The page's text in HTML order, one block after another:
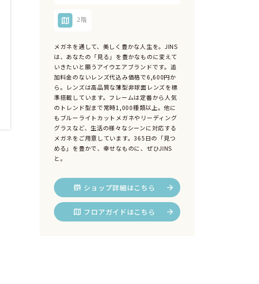
2階
メガネを通して、美しく豊かな人生を。JINS
は、あなたの「見る」を豊かなものに変えて
いきたいと願うアイウエアブランドです。追
加料金のないレンズ代込み価格で6,600円か
ら。レンズは高品質な薄型非球面レンズを標
準搭載しています。フレームは定番から人気
のトレンド型まで常時1,000種類以上。他に
もブルーライトカットメガネやリーディング
グラスなど、生活の様々なシーンに対応する
メガネをご用意しています。365日の「見つ
める」を豊かで、幸せなものに、ぜひJINS
と。
ショップ詳細はこちら
フロアガイドはこちら